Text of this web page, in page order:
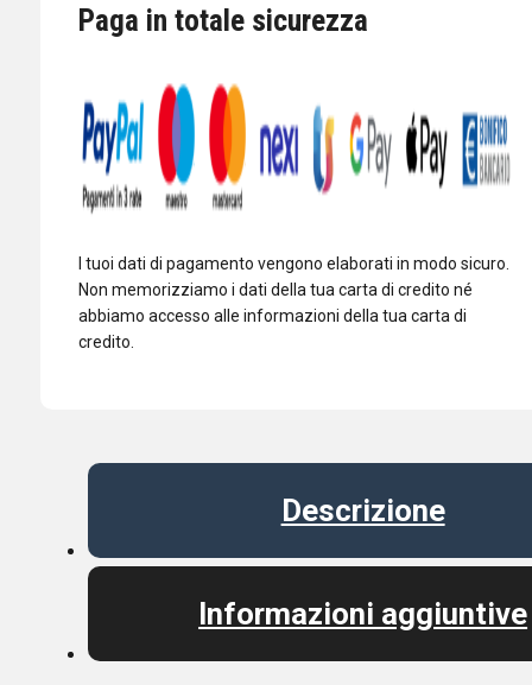
quantità
Paga in totale sicurezza
I tuoi dati di pagamento vengono elaborati in modo sicuro.
Non memorizziamo i dati della tua carta di credito né
abbiamo accesso alle informazioni della tua carta di
credito.
Descrizione
Informazioni aggiuntive